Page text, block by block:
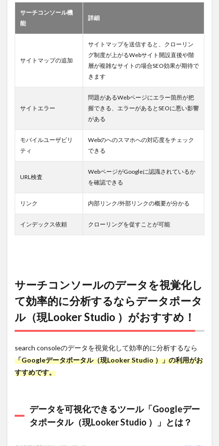
サーチコンソール機
能
詳細
サイトマップの追加
サイトマップを送信すると、クローリン
グ制度が上がるWebサイト開設直後や階
層が複雑なサイトの場合SEO効果が期待で
きます
サイトエラー
問題があるWebページにエラー箇所が把
握できる、エラーがあるとSEOに悪い影響
がある
モバイルユーザビリ
ティ
Webのへのスマホへの対応度をチェック
できる
URL検査
WebページがGoogleに認識されているか
を確認できる
リンク 内部リンク/外部リンクの概要が分かる
インデックス依頼 クローリングを促すことが可能
サーチコンソールのデータを視覚化し
て効率的に分析するならデータポータ
ル（現Looker Studio ）がおすすめ！
search consoleのデータを視覚化して効率的に分析するなら
「Googleデータポータル（現Looker Studio ）」の利用がお
すすめです。
データを可視化できるツール「Googleデー
タポータル（現Looker Studio ）」とは？